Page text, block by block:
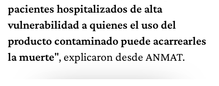
pacientes hospitalizados de alta
vulnerabilidad a quienes el uso del
producto contaminado puede acarrearles
la muerte", explicaron desde ANMAT.